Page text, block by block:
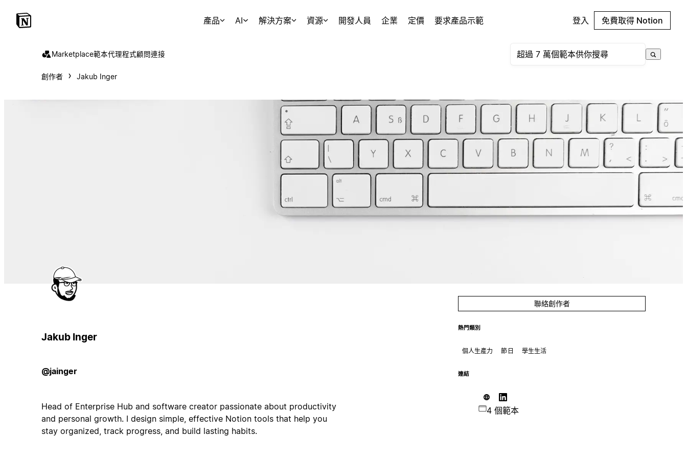
產品 AI 解決方案 資源 開發人員 企業 定價 要求產品示範 登入 免費取得 Notion
Marketplace範本代理程式顧問連接
創作者 Jakub Inger
Jakub Inger
@jainger
Head of Enterprise Hub and software creator passionate about productivity
and personal growth. I design simple, effective Notion tools that help you
stay organized, track progress, and build lasting habits.
聯絡創作者
熱門類別
個人生產力 節日 學生生活
連結
4 個範本